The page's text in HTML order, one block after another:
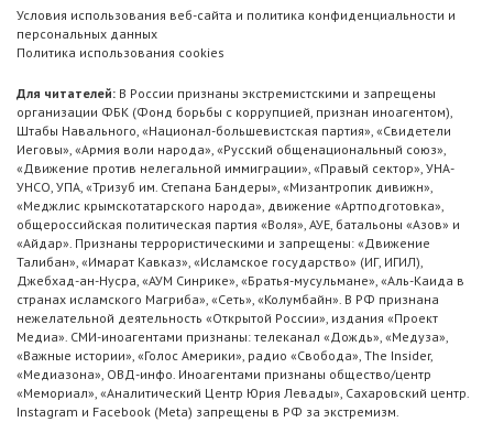
Условия использования веб-сайта и политика конфиденциальности и
персональных данных
Политика использования cookies
Для читателей: В России признаны экстремистскими и запрещены
организации ФБК (Фонд борьбы с коррупцией, признан иноагентом),
Штабы Навального, «Национал-большевистская партия», «Свидетели
Иеговы», «Армия воли народа», «Русский общенациональный союз»,
«Движение против нелегальной иммиграции», «Правый сектор», УНА-
УНСО, УПА, «Тризуб им. Степана Бандеры», «Мизантропик дивижн»,
«Меджлис крымскотатарского народа», движение «Артподготовка»,
общероссийская политическая партия «Воля», АУЕ, батальоны «Азов» и
«Айдар». Признаны террористическими и запрещены: «Движение
Талибан», «Имарат Кавказ», «Исламское государство» (ИГ, ИГИЛ),
Джебхад-ан-Нусра, «АУМ Синрике», «Братья-мусульмане», «Аль-Каида в
странах исламского Магриба», «Сеть», «Колумбайн». В РФ признана
нежелательной деятельность «Открытой России», издания «Проект
Медиа». СМИ-иноагентами признаны: телеканал «Дождь», «Медуза»,
«Важные истории», «Голос Америки», радио «Свобода», The Insider,
«Медиазона», ОВД-инфо. Иноагентами признаны общество/центр
«Мемориал», «Аналитический Центр Юрия Левады», Сахаровский центр.
Instagram и Facebook (Metа) запрещены в РФ за экстремизм.